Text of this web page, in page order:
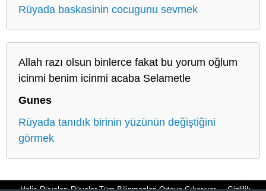
Rüyada baskasinin cocugunu sevmek
Allah razı olsun binlerce fakat bu yorum oğlum
icinmi benim icinmi acaba Selametle
Gunes
Rüyada tanıdık birinin yüzünün değiştiğini
görmek